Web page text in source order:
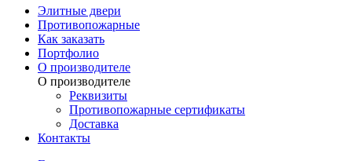
Элитные двери
Противопожарные
Как заказать
Портфолио
О производителе
О производителе
Реквизиты
Противопожарные сертификаты
Доставка
Контакты